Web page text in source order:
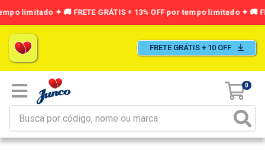
FRETE GRÁTIS + 10 OFF
0